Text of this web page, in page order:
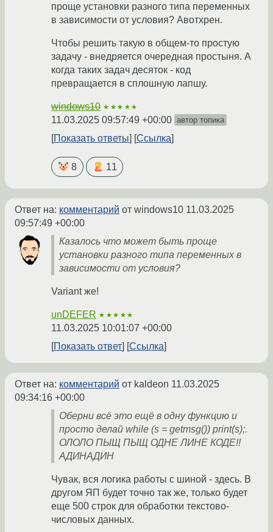
проще установки разного типа переменных
в зависимости от условия? Авотхрен.
Чтобы решить такую в общем-то простую
задачу - внедряется очередная простыня. А
когда таких задач десяток - код
превращается в сплошную лапшу.
windows10 ★★★★★
11.03.2025 09:57:49 +00:00 автор топика
Показать ответы Ссылка
8 11
Ответ на: комментарий от windows10 11.03.2025
09:57:49 +00:00
Казалось что может быть проще
установки разного типа переменных в
зависимости от условия?
Variant же!
unDEFER ★★★★★
11.03.2025 10:01:07 +00:00
Показать ответ
Ссылка
Ответ на: комментарий от kaldeon 11.03.2025
09:34:16 +00:00
Оберни всё это ещё в одну функцию и
просто делай while (s = getmsg()) print(s);.
ОЛОЛО ПЫЩ ПЫЩ ОДНЕ ЛИНЕ КОДЕ!!
АДИНАДИН
Чувак, вся логика работы с шиной - здесь. В
другом ЯП будет точно так же, только будет
еще 500 строк для обработки текстово-
числовых данных.